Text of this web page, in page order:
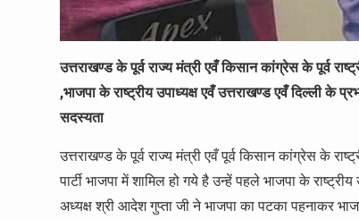
उत्तराखण्ड के पूर्व राज्य मंत्री एवँ किसान कांग्रेस के पूर्व
,भाजपा के राष्ट्रीय उपाध्यक्ष एवँ उत्तराखण्ड एवँ दिल्ली के
सदस्यता
उत्तराखण्ड के पूर्व राज्य मंत्री एवँ पूर्व किसान कांग्रेस के
पार्टी भाजपा में शामिल हो गये है उन्हें पहले भाजपा के
अध्यक्ष श्री आदेश गुप्ता जी ने भाजपा का पटका पहनाकर